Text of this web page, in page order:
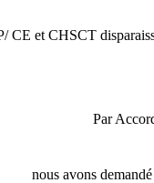
CE et CHSCT
Par
nous avons